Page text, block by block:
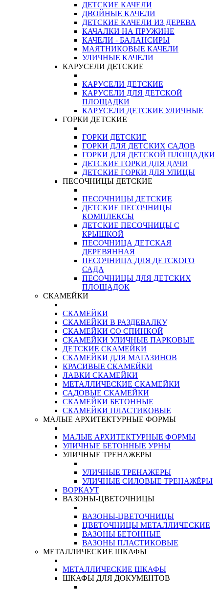
ДЕТСКИЕ КАЧЕЛИ
ДВОЙНЫЕ КАЧЕЛИ
ДЕТСКИЕ КАЧЕЛИ ИЗ ДЕРЕВА
КАЧАЛКИ НА ПРУЖИНЕ
КАЧЕЛИ - БАЛАНСИРЫ
МАЯТНИКОВЫЕ КАЧЕЛИ
УЛИЧНЫЕ КАЧЕЛИ
КАРУСЕЛИ ДЕТСКИЕ
КАРУСЕЛИ ДЕТСКИЕ
КАРУСЕЛИ ДЛЯ ДЕТСКОЙ
ПЛОЩАДКИ
КАРУСЕЛИ ДЕТСКИЕ УЛИЧНЫЕ
ГОРКИ ДЕТСКИЕ
ГОРКИ ДЕТСКИЕ
ГОРКИ ДЛЯ ДЕТСКИХ САДОВ
ГОРКИ ДЛЯ ДЕТСКОЙ ПЛОЩАДКИ
ДЕТСКИЕ ГОРКИ ДЛЯ ДАЧИ
ДЕТСКИЕ ГОРКИ ДЛЯ УЛИЦЫ
ПЕСОЧНИЦЫ ДЕТСКИЕ
ПЕСОЧНИЦЫ ДЕТСКИЕ
ДЕТСКИЕ ПЕСОЧНИЦЫ
КОМПЛЕКСЫ
ДЕТСКИЕ ПЕСОЧНИЦЫ С
КРЫШКОЙ
ПЕСОЧНИЦА ДЕТСКАЯ
ДЕРЕВЯННАЯ
ПЕСОЧНИЦА ДЛЯ ДЕТСКОГО
САДА
ПЕСОЧНИЦЫ ДЛЯ ДЕТСКИХ
ПЛОЩАДОК
СКАМЕЙКИ
СКАМЕЙКИ
СКАМЕЙКИ В РАЗДЕВАЛКУ
СКАМЕЙКИ СО СПИНКОЙ
СКАМЕЙКИ УЛИЧНЫЕ ПАРКОВЫЕ
ДЕТСКИЕ СКАМЕЙКИ
СКАМЕЙКИ ДЛЯ МАГАЗИНОВ
КРАСИВЫЕ СКАМЕЙКИ
ЛАВКИ СКАМЕЙКИ
МЕТАЛЛИЧЕСКИЕ СКАМЕЙКИ
САДОВЫЕ СКАМЕЙКИ
СКАМЕЙКИ БЕТОННЫЕ
СКАМЕЙКИ ПЛАСТИКОВЫЕ
МАЛЫЕ АРХИТЕКТУРНЫЕ ФОРМЫ
МАЛЫЕ АРХИТЕКТУРНЫЕ ФОРМЫ
УЛИЧНЫЕ БЕТОННЫЕ УРНЫ
УЛИЧНЫЕ ТРЕНАЖЕРЫ
УЛИЧНЫЕ ТРЕНАЖЕРЫ
УЛИЧНЫЕ СИЛОВЫЕ ТРЕНАЖЁРЫ
ВОРКАУТ
ВАЗОНЫ-ЦВЕТОЧНИЦЫ
ВАЗОНЫ-ЦВЕТОЧНИЦЫ
ЦВЕТОЧНИЦЫ МЕТАЛЛИЧЕСКИЕ
ВАЗОНЫ БЕТОННЫЕ
ВАЗОНЫ ПЛАСТИКОВЫЕ
МЕТАЛЛИЧЕСКИЕ ШКАФЫ
МЕТАЛЛИЧЕСКИЕ ШКАФЫ
ШКАФЫ ДЛЯ ДОКУМЕНТОВ